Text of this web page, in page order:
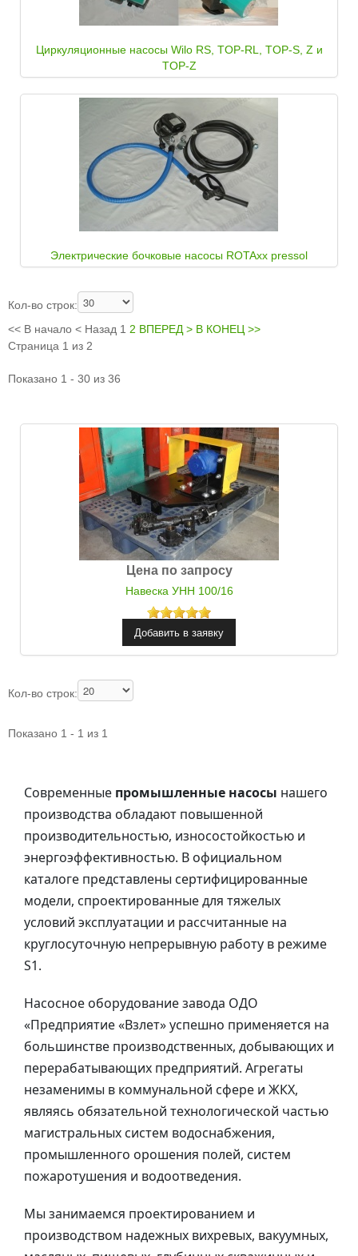
Циркуляционные насосы Wilo RS, TOP-RL, TOP-S, Z и
TOP-Z
Электрические бочковые насосы ROTAxx pressol
Кол-во строк:
<< В начало < Назад 1 2 ВПЕРЕД > В КОНЕЦ >>
Страница 1 из 2
Показано 1 - 30 из 36
Цена по запросу
Навеска УНН 100/16
Кол-во строк:
Показано 1 - 1 из 1
Современные промышленные насосы нашего
производства обладают повышенной
производительностью, износостойкостью и
энергоэффективностью. В официальном
каталоге представлены сертифицированные
модели, спроектированные для тяжелых
условий эксплуатации и рассчитанные на
круглосуточную непрерывную работу в режиме
S1.
Насосное оборудование завода ОДО
«Предприятие «Взлет» успешно применяется на
большинстве производственных, добывающих и
перерабатывающих предприятий. Агрегаты
незаменимы в коммунальной сфере и ЖКХ,
являясь обязательной технологической частью
магистральных систем водоснабжения,
промышленного орошения полей, систем
пожаротушения и водоотведения.
Мы занимаемся проектированием и
производством надежных вихревых, вакуумных,